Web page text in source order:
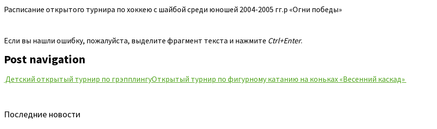
Расписание открытого турнира по хоккею с шайбой среди юношей 2004-2005 гг.р «Огни победы»
Если вы нашли ошибку, пожалуйста, выделите фрагмент текста и нажмите Ctrl+Enter.
Post navigation
Детский открытый турнир по грэпплингуОткрытый турнир по фигурному катанию на коньках «Весенний каскад»
Последние новости